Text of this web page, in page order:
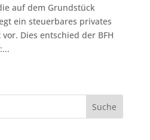
auf dem Grundstück
ein steuerbares privates
Dies entschied der BFH